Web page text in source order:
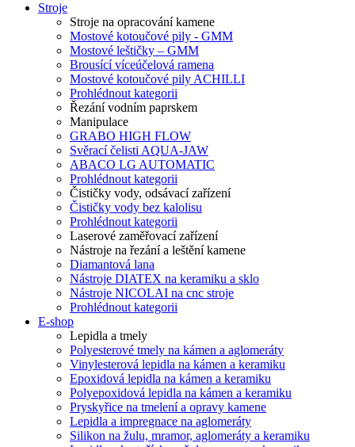
Stroje
Stroje na opracování kamene
Mostové kotoučové pily - GMM
Mostové leštičky – GMM
Brousící víceúčelová ramena
Mostové kotoučové pily ACHILLI
Prohlédnout kategorii
Řezání vodním paprskem
Manipulace
GRABO HIGH FLOW
Svěrací čelisti AQUA-JAW
ABACO LG AUTOMATIC
Prohlédnout kategorii
Čističky vody, odsávací zařízení
Čističky vody bez kalolisu
Prohlédnout kategorii
Laserové zaměřovací zařízení
Nástroje na řezání a leštění kamene
Diamantová lana
Nástroje DIATEX na keramiku a sklo
Nástroje NICOLAI na cnc stroje
Prohlédnout kategorii
E-shop
Lepidla a tmely
Polyesterové tmely na kámen a aglomeráty
Vinylesterová lepidla na kámen a keramiku
Epoxidová lepidla na kámen a keramiku
Polyepoxidová lepidla na kámen a keramiku
Pryskyřice na tmelení a opravy kamene
Lepidla a impregnace na aglomeráty
Silikon na žulu, mramor, aglomeráty a keramiku